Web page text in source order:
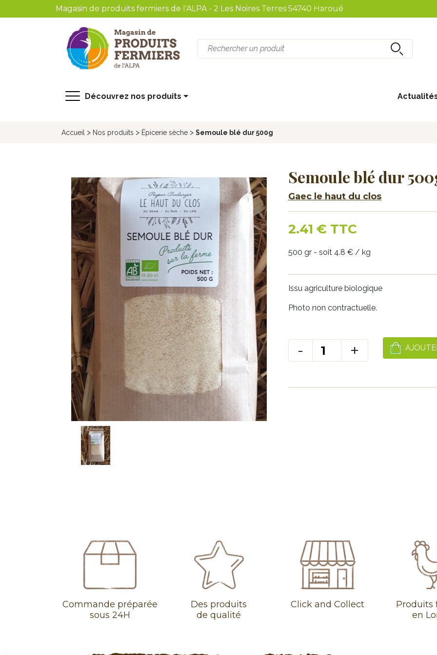
Magasin de produits fermiers de l'ALPA - 2 Les Noires Terres 54740 Haroué
recherche
Découvrez nos produits
Accueil > Nos produits > Épicerie sèche > Semoule blé dur 500g
Semoule blé dur
Gaec le haut du clos
2.41 € TTC
500 gr - soit 4.8 € / kg
Issu agriculture biologique
Photo non contractuelle.
- +
Commande préparée
sous 24H
Des produits
de qualité
Click and Collect
Produits
en